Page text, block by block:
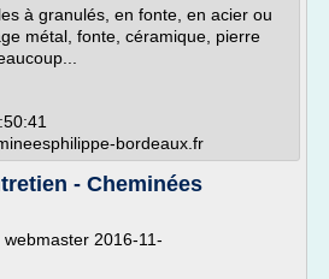
à granulés, en fonte, en acier ou
métal, fonte, céramique, pierre
bordeaux.fr
- Cheminées
2016-11-